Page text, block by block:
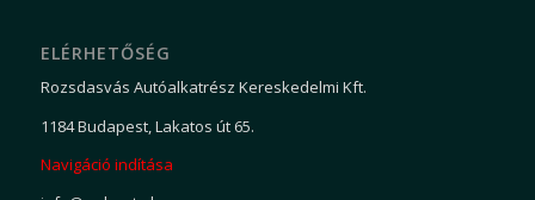
ELÉRHETŐSÉG
Rozsdasvás Autóalkatrész Kereskedelmi Kft.
1184 Budapest, Lakatos út 65.
Navigáció indítása